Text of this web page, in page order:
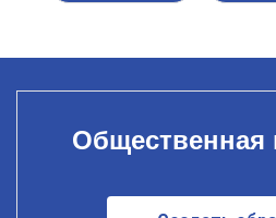
Общественная